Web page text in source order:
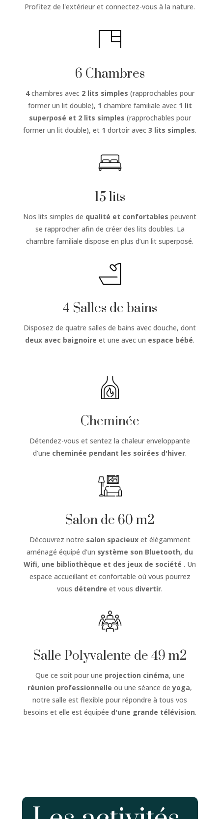
Profitez de l'extérieur et connectez-vous à la nature.
6 Chambres
4chambres avec 2 lits simples (rapprochables pour
former un lit double), 1 chambre familiale avec 1 lit
superposé et 2 lits simples (rapprochables pour
former un lit double), et 1 dortoir avec3 lits simples.
15 lits
Nos lits simples de qualité et confortables peuvent
se rapprocher afin de créer des lits doubles. La
chambre familiale dispose en plus d’un lit superposé.
4 Salles de bains
Disposez de quatre salles de bains avec douche, dont
deux avec baignoire et une avec un espace bébé.
Cheminée
Détendez-vous et sentez la chaleur enveloppante
d'une cheminée pendant les soirées d'hiver.
Salon de 60 m2
Découvrez notre salon spacieuxet élégamment
aménagé équipé d'un système son Bluetooth, du
Wifi, une bibliothèque et des jeux de société. Un
espace accueillant et confortable où vous pourrez
vous détendre et vous divertir.
Salle Polyvalente de 49 m2
Que ce soit pour une projection cinéma, une
réunion professionnelle ou une séance deyoga,
notre salle est flexible pour répondre à tous vos
besoins et elle est équipée d'une grande télévision.